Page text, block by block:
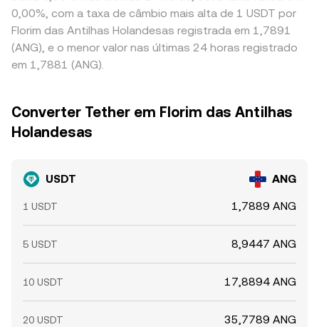
0,00%, com a taxa de câmbio mais alta de 1 USDT por
Florim das Antilhas Holandesas registrada em 1,7891
(ANG), e o menor valor nas últimas 24 horas registrado
em 1,7881 (ANG).
Converter Tether em Florim das Antilhas
Holandesas
USDT ANG
1 USDT 1,7889 ANG
5 USDT 8,9447 ANG
10 USDT 17,8894 ANG
20 USDT 35,7789 ANG